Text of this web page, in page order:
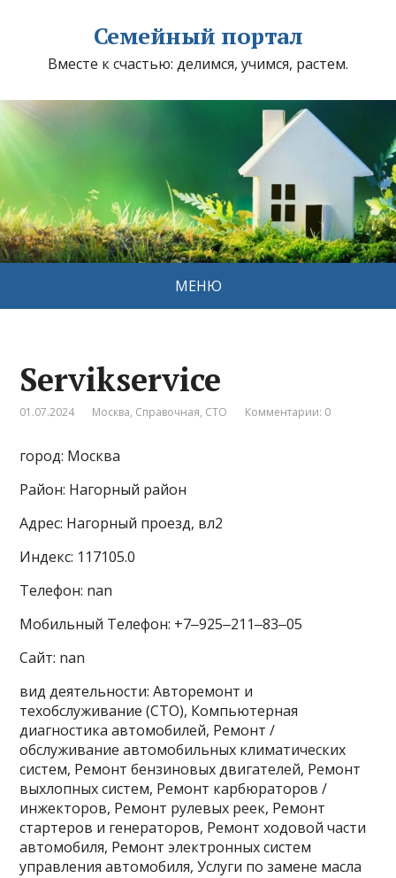
Семейный портал
Вместе к счастью: делимся, учимся, растем.
МЕНЮ
Servikservice
01.07.2024 Москва, Справочная, СТО Комментарии: 0
город: Москва
Район: Нагорный район
Адрес: Нагорный проезд, вл2
Индекс: 117105.0
Телефон: nan
Мобильный Телефон: +7‒925‒211‒83‒05
Сайт: nan
вид деятельности: Авторемонт и
техобслуживание (СТО), Компьютерная
диагностика автомобилей, Ремонт /
обслуживание автомобильных климатических
систем, Ремонт бензиновых двигателей, Ремонт
выхлопных систем, Ремонт карбюраторов /
инжекторов, Ремонт рулевых реек, Ремонт
стартеров и генераторов, Ремонт ходовой части
автомобиля, Ремонт электронных систем
управления автомобиля, Услуги по замене масла